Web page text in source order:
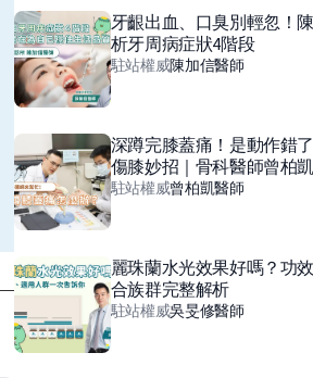
牙齦出血、口臭別輕忽！
析牙周病症狀4階段
駐站權威陳加信醫師
深蹲完膝蓋痛！是動作錯
傷膝妙招｜骨科醫師曾柏凱
駐站權威曾柏凱醫師
麗珠蘭水光效果好嗎？功
合族群完整解析
駐站權威吳旻修醫師